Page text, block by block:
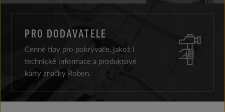
PRO DODAVATELE
Cenné tipy pro pokrývače, jakož i
technické informace a produktové
karty značky Roben.